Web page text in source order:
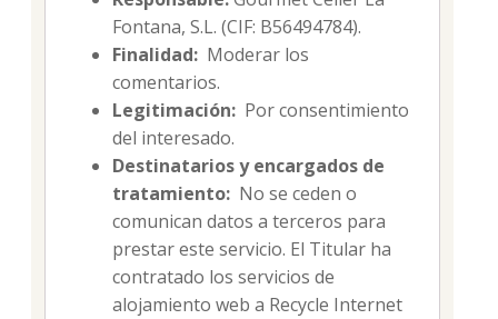
Fontana, S.L. (CIF: B56494784).
Finalidad: Moderar los
comentarios.
Legitimación: Por consentimiento
del interesado.
Destinatarios y encargados de
tratamiento: No se ceden o
comunican datos a terceros para
prestar este servicio. El Titular ha
contratado los servicios de
alojamiento web a Recycle Internet